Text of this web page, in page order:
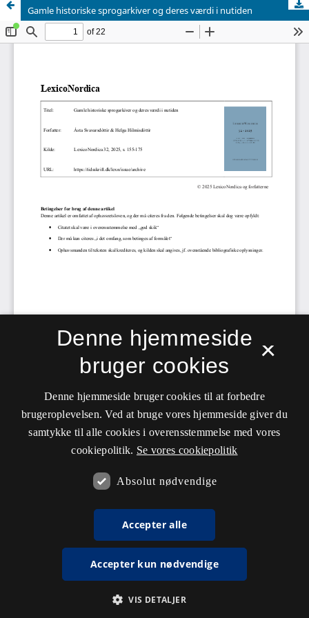
Gamle historiske sprogarkiver og deres værdi i nutiden
×
Denne hjemmeside
bruger cookies
Denne hjemmeside bruger cookies til at forbedre
brugeroplevelsen. Ved at bruge vores hjemmeside giver du
samtykke til alle cookies i overensstemmelse med vores
cookiepolitik. Se vores cookiepolitik
Absolut nødvendige
Accepter alle
Accepter kun nødvendige
VIS DETALJER